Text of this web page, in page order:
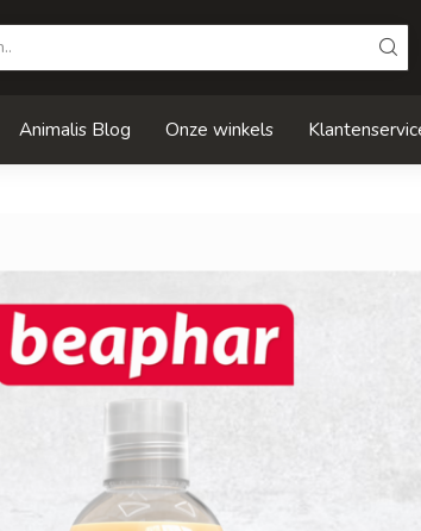
Animalis Blog Onze winkels